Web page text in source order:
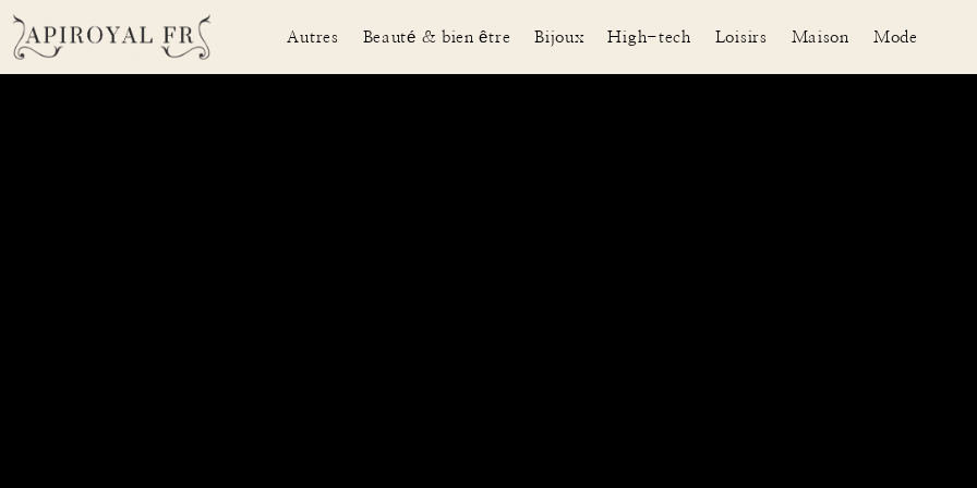
Autres Beauté & bien être Bijoux High-tech Loisirs Maison Mode